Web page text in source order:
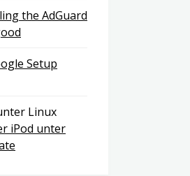
the AdGuard
Setup
Linux
iPod unter